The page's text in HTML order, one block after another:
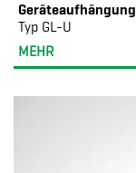
Geräteaufhängung
Typ GL-U
MEHR